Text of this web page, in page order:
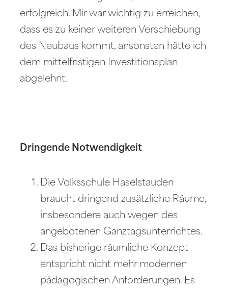
erfolgreich. Mir war wichtig zu erreichen,
dass es zu keiner weiteren Verschiebung
des Neubaus kommt, ansonsten hätte ich
dem mittelfristigen Investitionsplan
abgelehnt.
Dringende Notwendigkeit
Die Volksschule Haselstauden
braucht dringend zusätzliche Räume,
insbesondere auch wegen des
angebotenen Ganztagsunterrichtes.
Das bisherige räumliche Konzept
entspricht nicht mehr modernen
pädagogischen Anforderungen. Es